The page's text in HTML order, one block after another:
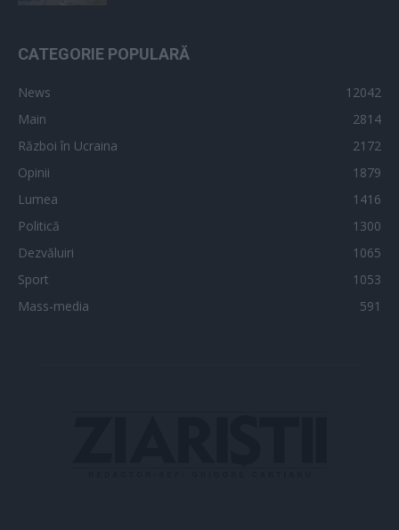
CATEGORIE POPULARĂ
News
12042
Main
2814
Război în Ucraina
2172
Opinii
1879
Lumea
1416
Politică
1300
Dezvăluiri
1065
Sport
1053
Mass-media
591